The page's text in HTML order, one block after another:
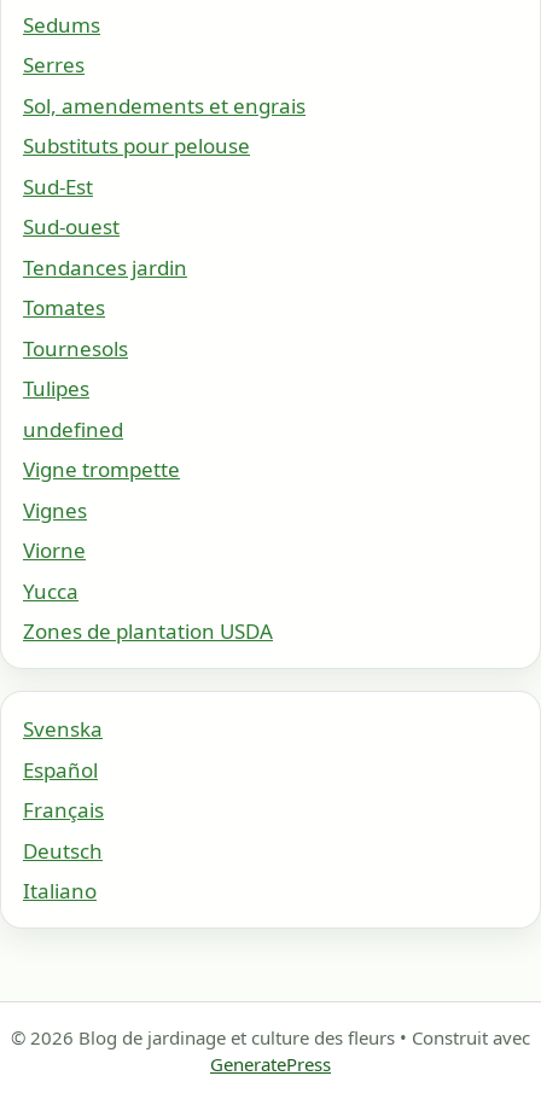
Sedums
Serres
Sol, amendements et engrais
Substituts pour pelouse
Sud-Est
Sud-ouest
Tendances jardin
Tomates
Tournesols
Tulipes
undefined
Vigne trompette
Vignes
Viorne
Yucca
Zones de plantation USDA
Svenska
Español
Français
Deutsch
Italiano
© 2026 Blog de jardinage et culture des fleurs • Construit avec
GeneratePress